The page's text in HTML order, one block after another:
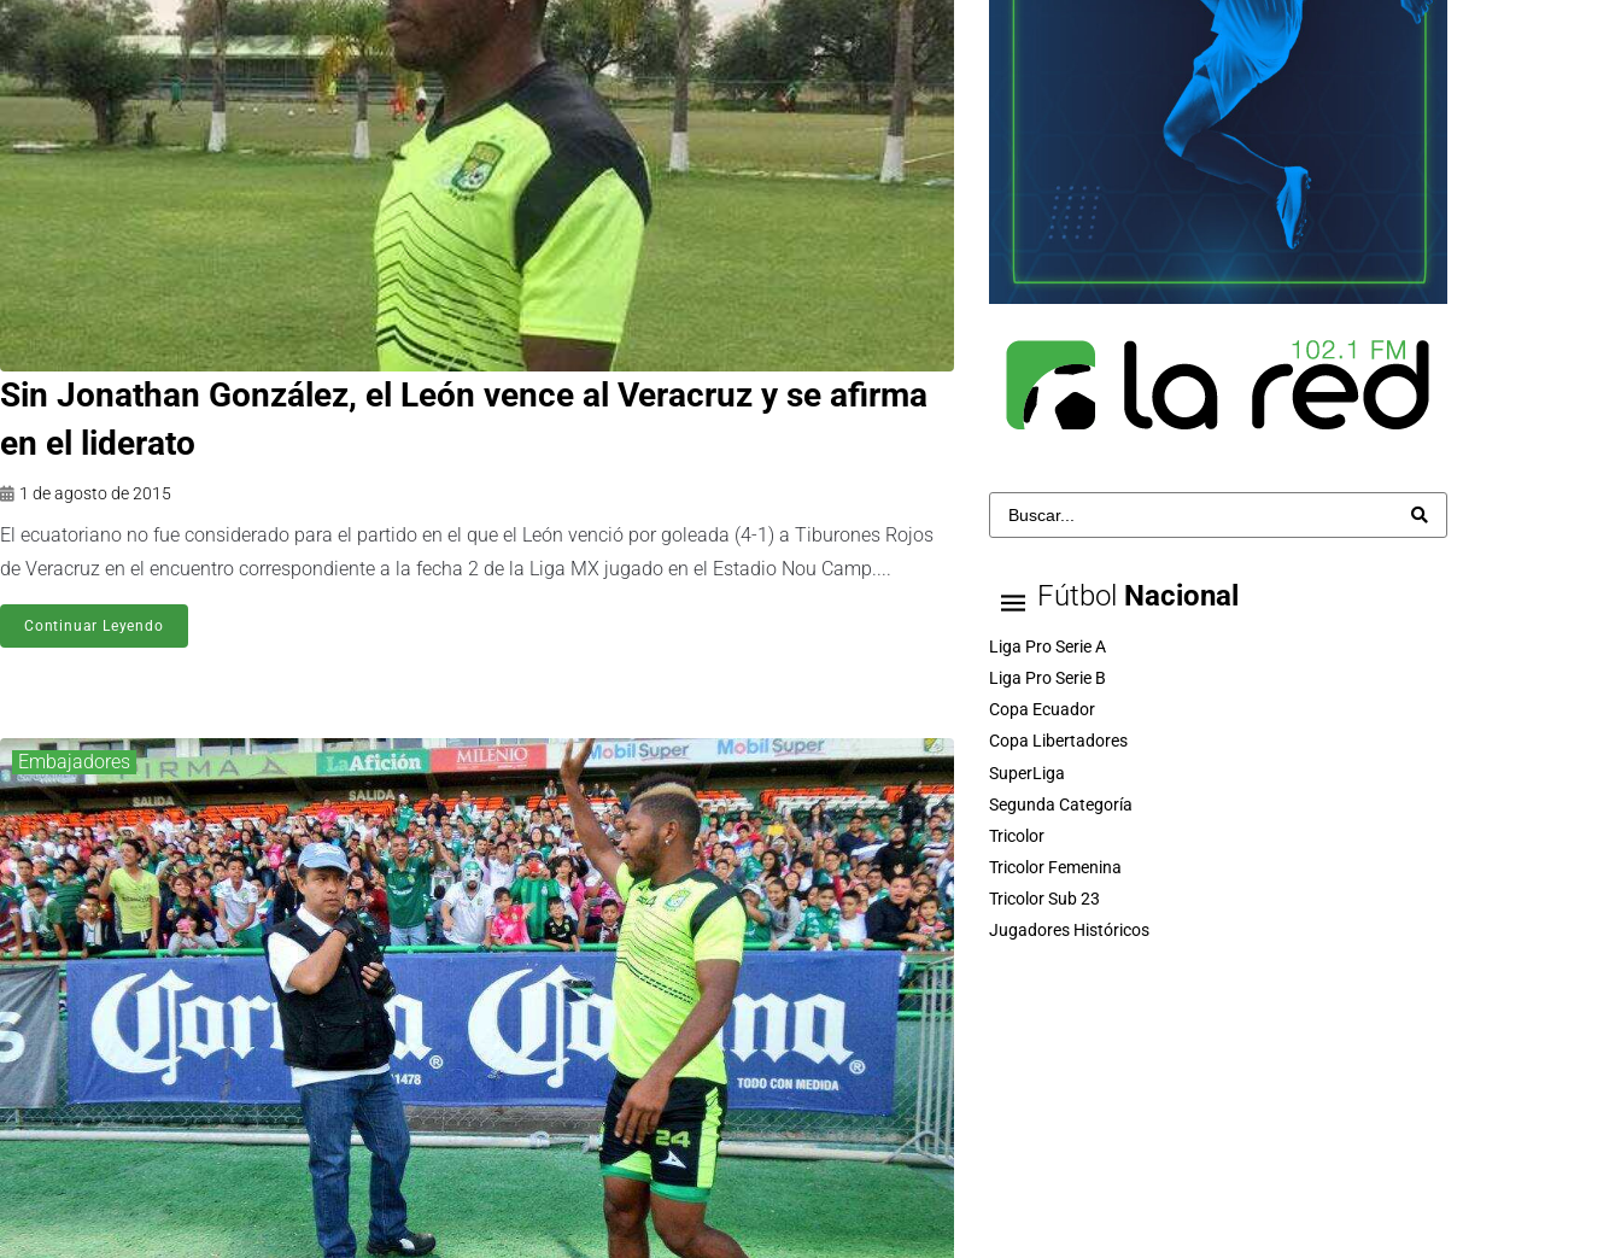
Sin Jonathan González, el León vence al Veracruz y se afirma
en el liderato
1 de agosto de 2015
El ecuatoriano no fue considerado para el partido en el que el León venció por goleada (4-1) a Tiburones Rojos
de Veracruz en el encuentro correspondiente a la fecha 2 de la Liga MX jugado en el Estadio Nou Camp....
Continuar Leyendo
Embajadores
Fútbol Nacional
Liga Pro Serie A
Liga Pro Serie B
Copa Ecuador
Copa Libertadores
SuperLiga
Segunda Categoría
Tricolor
Tricolor Femenina
Tricolor Sub 23
Jugadores Históricos